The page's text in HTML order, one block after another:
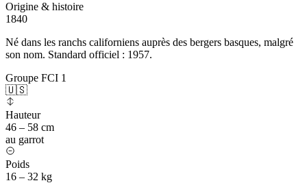
Origine & histoire
1840
Né dans les ranchs californiens auprès des bergers basques, malgré
son nom. Standard officiel : 1957.
Groupe FCI 1
🇺🇸
Hauteur
46 – 58 cm
au garrot
Poids
16 – 32 kg